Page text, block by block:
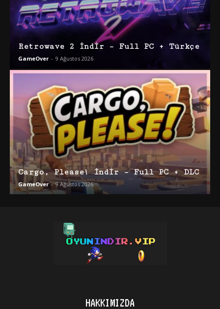
Retrowave 2 İndir – Full PC + Türkçe
GameOver - 9 Ağustos 2026
Cargo, Please! İndir – Full PC + DLC
GameOver - 9 Ağustos 2026
HAKKIMIZDA